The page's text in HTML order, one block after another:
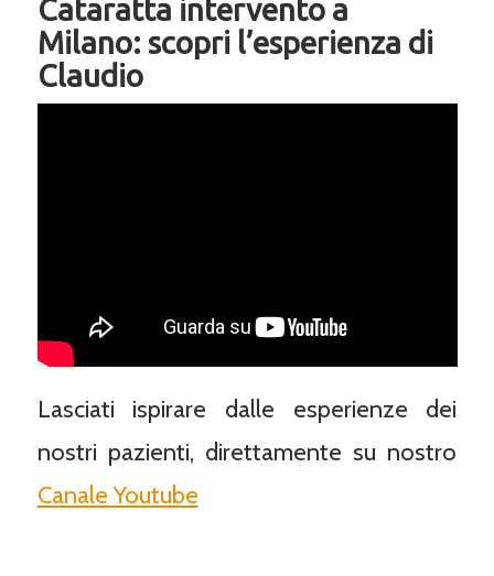
Cataratta intervento a
Milano: scopri l’esperienza di
Claudio
Lasciati ispirare dalle esperienze dei
nostri pazienti, direttamente su nostro
Canale Youtube